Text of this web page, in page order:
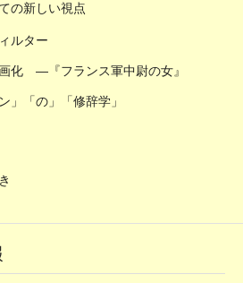
の新しい視点
ルター
化 ―『フランス軍中尉の女』
「の」「修辞学」